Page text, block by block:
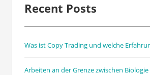
Recent Posts
Was ist Copy Trading und welche
Arbeiten an der Grenze zwischen